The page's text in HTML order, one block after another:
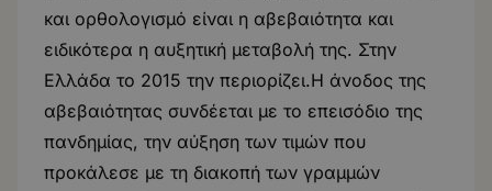
και ορθολογισμό είναι η αβεβαιότητα και
ειδικότερα η αυξητική μεταβολή της. Στην
Ελλάδα το 2015 την περιορίζει.Η άνοδος της
αβεβαιότητας συνδέεται με το επεισόδιο της
πανδημίας, την αύξηση των τιμών που
προκάλεσε με τη διακοπή των γραμμών